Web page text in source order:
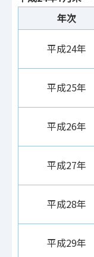
年次
平成24年
平成25年
平成26年
平成27年
平成28年
平成29年